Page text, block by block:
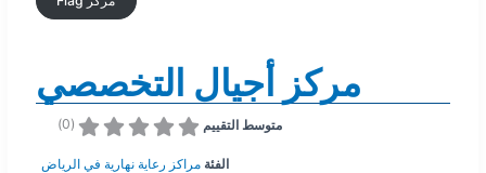
مركز أجيال التخصصي
متوسط التقييم (
0
)
الفئة مراكز رعاية نهارية في الرياض